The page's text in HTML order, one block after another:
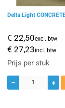
Delta Light
€ 22,50excl. btw
€ 27,23incl. btw
Prijs per stuk